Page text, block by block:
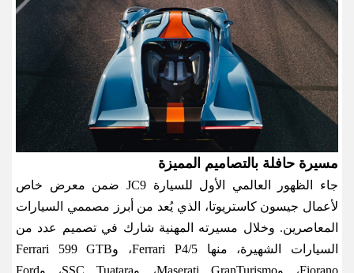
مسيرة حافلة بالتصاميم المميزة
جاء الظهور العالمي الأول للسيارة JC9
ضمن معرض خاص
لأعمال جيسون كاستريوتا، الذي يُعد من أبرز مصممي السيارات
المعاصرين. وخلال مسيرته المهنية شارك في تصميم عدد من
السيارات الشهيرة، منها Ferrari P4/5 ، وFerrari 599 GTB
Fiorano، وMaserati GranTurismo، وSSC Tuatara، وFord